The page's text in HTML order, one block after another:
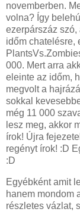
novemberben.
volna? Így
ezerpárszáz szó,
időm chatelésre,
000. Mert arra
eleinte az időm,
megvolt a
sokkal
még 11 000
lesz meg, akkor
írok! Újra
regényt írok! :D
:D
Egyébként amit
hanem mondom
részletes vázlat,